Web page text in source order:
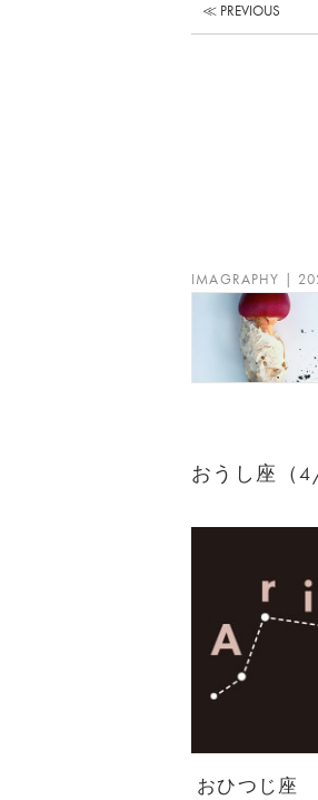
≪ PREVIOUS
IMAGRAPHY |
おうし座（
おひつじ座